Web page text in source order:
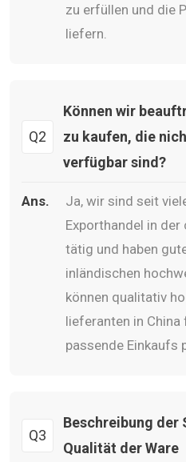
zu erfüllen und die
liefern.
Q2
Können wir
zu kaufen, die
verfügbar sind?
Ans.
Ja, wir sind seit
Exporthandel in
tätig und haben
inländischen
können qualitativ
lieferanten in China
passende Einkaufs
Q3
Beschreibung der
Qualität der Ware